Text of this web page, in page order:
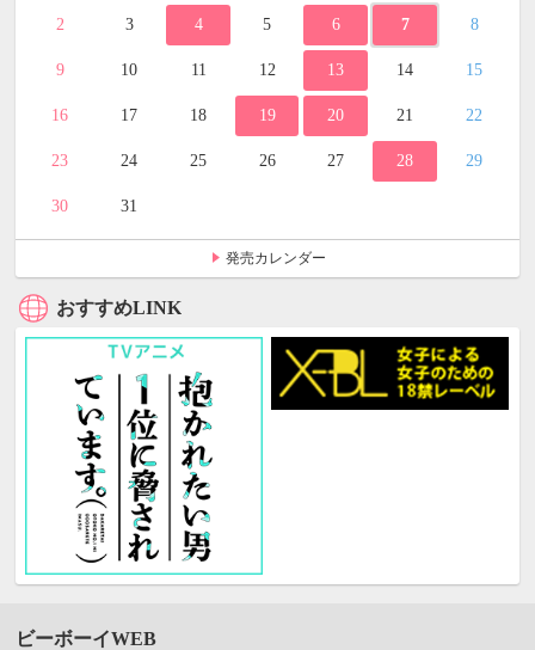
2 3 4 5 6 7 8
9 10 11 12 13 14 15
16 17 18 19 20 21 22
23 24 25 26 27 28 29
30 31
発売カレンダー
おすすめLINK
ビーボーイWEB